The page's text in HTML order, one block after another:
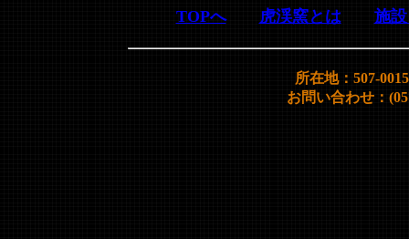
TOPへ 虎渓窯とは 施
所在地：507-
お問い合わせ：